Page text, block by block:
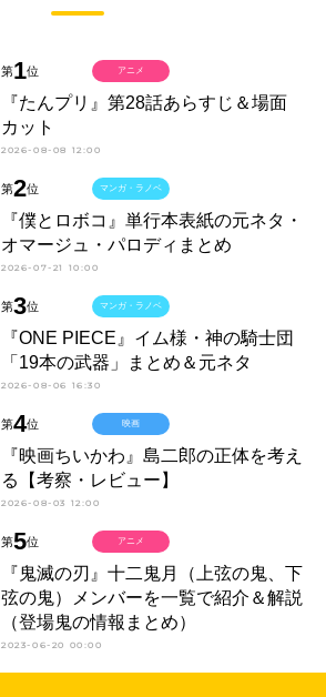
第1位
『たんプリ』第28話あらすじ＆場面
カット
2026-08-08 12:00
アニメ
第2位
『僕とロボコ』単行本表紙の元ネタ・
オマージュ・パロディまとめ
2026-07-21 10:00
マンガ・ラノベ
第3位
『ONE PIECE』イム様・神の騎士団
「19本の武器」まとめ＆元ネタ
2026-08-06 16:30
マンガ・ラノベ
第4位
『映画ちいかわ』島二郎の正体を考え
る【考察・レビュー】
2026-08-03 12:00
映画
第5位
『鬼滅の刃』十二鬼月（上弦の鬼、下
弦の鬼）メンバーを一覧で紹介＆解説
（登場鬼の情報まとめ）
2023-06-20 00:00
アニメ